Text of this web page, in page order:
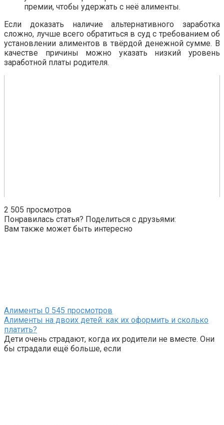
премии, чтобы удержать с неё алименты.
Если доказать наличие альтернативного заработка
сложно, лучше всего обратиться в суд с требованием об
установлении алиментов в твёрдой денежной сумме. В
качестве причины можно указать низкий уровень
заработной платы родителя.
2 505 просмотров
Понравилась статья? Поделиться с друзьями:
Вам также может быть интересно
Алименты 0 545 просмотров
Алименты на двоих детей: как их оформить и сколько
платить?
Дети очень страдают, когда их родители не вместе. Они
бы страдали ещё больше, если